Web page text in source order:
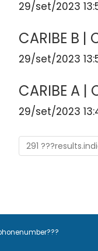
29/set/2023
CARIBE B |
29/set/2023
CARIBE A |
29/set/2023
291